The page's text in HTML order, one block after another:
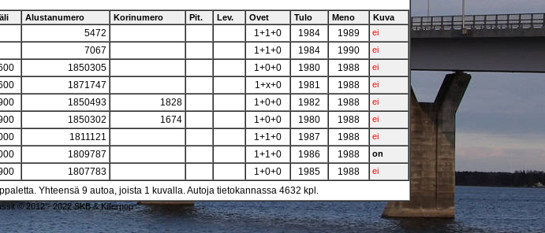
Alustanumero Korinumero Pit. Lev. Ovet Tulo Meno Kuva
5472 1+1+0 1984 1989 ei
7067 1+1+0 1984 1990 ei
1850305 1+0+0 1980 1988 ei
1871747 1+x+0 1981 1988 ei
1850493 1828 1+0+0 1982 1988 ei
1850302 1674 1+0+0 1980 1988 ei
1811121 1+1+0 1987 1988 ei
1809787 1+1+0 1986 1988 on
1807783 1+0+0 1985 1988 ei
Yhteensä 9 autoa, joista 1 kuvalla. Autoja tietokannassa 4632 kpl.
© 2012 - 2022 SKB & Killerpop